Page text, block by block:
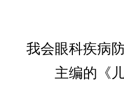
我会眼科疾病
主编的《